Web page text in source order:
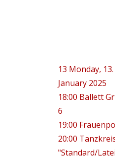
13 Monday, 13.
January 2025
18:00 Ballett
6
19:00
20:00
"Standard/